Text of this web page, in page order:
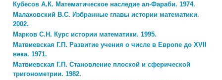
Кубесов А.К. Математическое наследие ал-Фараби. 1974.
Малаховский В.С. Избранные главы истории математики.
2002.
Марков С.Н. Курс истории математики. 1995.
Матвиевская Г.П. Развитие учения о числе в Европе до XVII
века. 1971.
Матвиевская Г.П. Становление плоской и сферической
тригонометрии. 1982.